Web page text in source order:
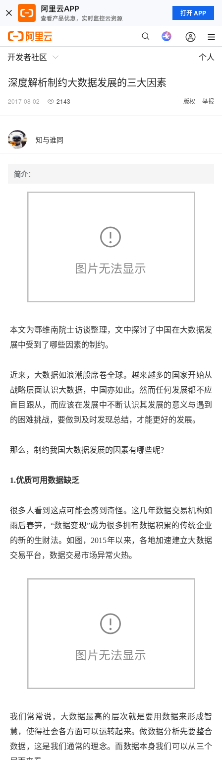
打开 APP
开发者社区 个人
深度解析制约大数据发展的三大因素
2017-08-02 2143 版权 举报
知与谁同
简介：
本文为鄂维南院士访谈整理，文中探讨了中国在大数据发
展中受到了哪些因素的制约。
近来，大数据如浪潮般席卷全球。越来越多的国家开始从
战略层面认识大数据，中国亦如此。然而任何发展都不应
盲目跟从，而应该在发展中不断认识其发展的意义与遇到
的困难挑战，要做到及时发现总结，才能更好的发展。
那么，制约我国大数据发展的因素有哪些呢?
1.优质可用数据缺乏
很多人看到这点可能会感到奇怪。这几年数据交易机构如
雨后春笋，“数据变现”成为很多拥有数据积累的传统企业
的新的生财法。如图，2015年以来，各地加速建立大数据
交易平台，数据交易市场异常火热。
我们常常说，大数据最高的层次就是要用数据来形成智
慧，使得社会各方面可以运转起来。做数据分析先要整合
数据，这是我们通常的理念。而数据本身我们可以从三个